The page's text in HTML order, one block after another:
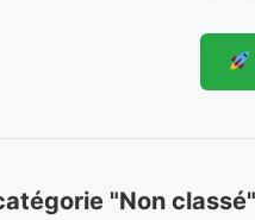
"Non classé"